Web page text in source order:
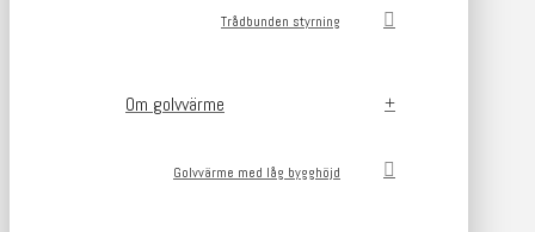
Trådbunden styrning
Om golvvärme
Golvvärme med låg bygghöjd